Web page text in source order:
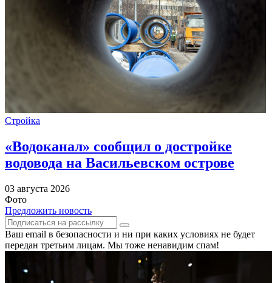
Стройка
«Водоканал» сообщил о достройке
водовода на Васильевском острове
03 августа 2026
Фото
Предложить новость
Ваш email в безопасности и ни при каких условиях не будет
передан третьим лицам. Мы тоже ненавидим спам!